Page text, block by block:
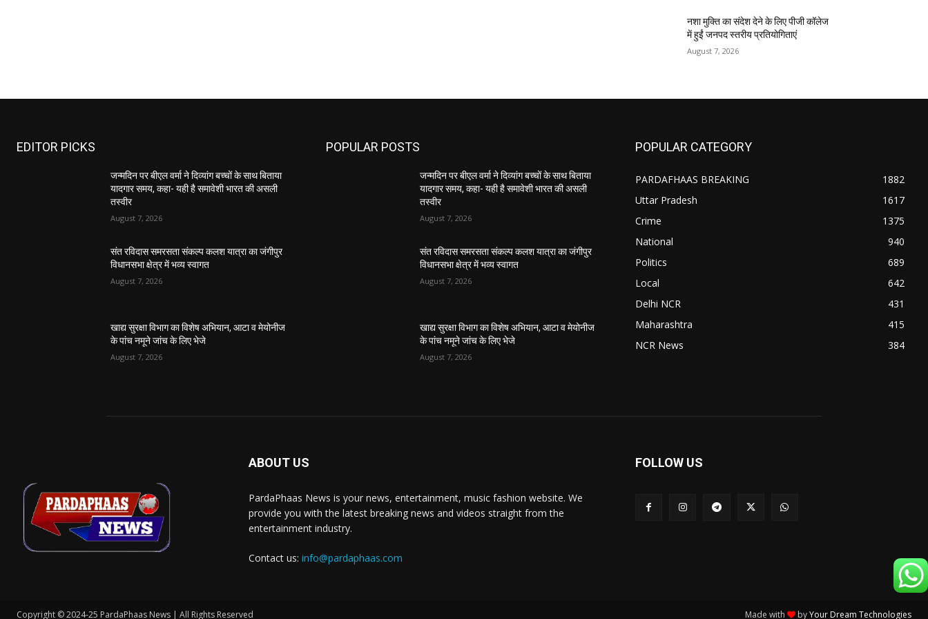
नशा मुक्ति का संदेश देने के लिए पीजी कॉलेज
में हुईं जनपद स्तरीय प्रतियोगिताएं
August 7, 2026
EDITOR PICKS
जन्मदिन पर बीएल वर्मा ने दिव्यांग बच्चों के साथ बिताया
यादगार समय, कहा- यही है समावेशी भारत की असली
तस्वीर
August 7, 2026
संत रविदास समरसता संकल्प कलश यात्रा का जंगीपुर
विधानसभा क्षेत्र में भव्य स्वागत
August 7, 2026
खाद्य सुरक्षा विभाग का विशेष अभियान, आटा व मेयोनीज
के पांच नमूने जांच के लिए भेजे
August 7, 2026
POPULAR POSTS
जन्मदिन पर बीएल वर्मा ने दिव्यांग बच्चों के साथ बिताया
यादगार समय, कहा- यही है समावेशी भारत की असली
तस्वीर
August 7, 2026
संत रविदास समरसता संकल्प कलश यात्रा का जंगीपुर
विधानसभा क्षेत्र में भव्य स्वागत
August 7, 2026
खाद्य सुरक्षा विभाग का विशेष अभियान, आटा व मेयोनीज
के पांच नमूने जांच के लिए भेजे
August 7, 2026
POPULAR CATEGORY
PARDAFHAAS BREAKING
1882
Uttar Pradesh
1617
Crime
1375
National
940
Politics
689
Local
642
Delhi NCR
431
Maharashtra
415
NCR News
384
ABOUT US
PardaPhaas News is your news, entertainment, music fashion website. We
provide you with the latest breaking news and videos straight from the
entertainment industry.
Contact us: info@pardaphaas.com
FOLLOW US
Copyright © 2024-25 PardaPhaas News | All Rights Reserved Made with byYour Dream Technologies